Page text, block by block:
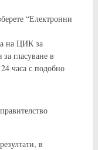
“Електронни
на ЦИК за
гласуване в
часа с подобно
в